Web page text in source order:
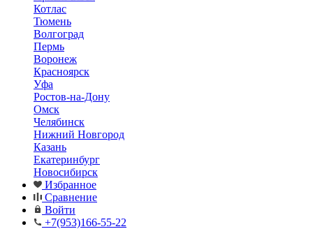
Котлас
Тюмень
Волгоград
Пермь
Воронеж
Красноярск
Уфа
Ростов-на-Дону
Омск
Челябинск
Нижний Новгород
Казань
Екатеринбург
Новосибирск
Избранное
Сравнение
Войти
+7(953)166-55-22